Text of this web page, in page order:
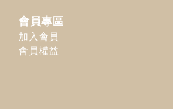
會員專區
加入會員
會員權益